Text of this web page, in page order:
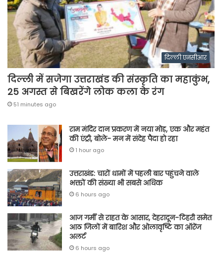
दिल्ली एनसीआर
दिल्ली में सजेगा उत्तराखंड की संस्कृति का महाकुंभ,
25 अगस्त से बिखरेंगे लोक कला के रंग
51 minutes ago
राम मंदिर दान प्रकरण में नया मोड़, एक और महंत
की एंट्री, बोले- मन में संदेह पैदा हो रहा
1 hour ago
उत्तराखंड: चारों धामों में पहली बार पहुंचने वाले
भक्तों की संख्या भी सबसे अधिक
6 hours ago
आज गर्मी से राहत के आसार, देहरादून-टिहरी समेत
आठ जिलों में बारिश और ओलावृष्टि का ऑरेंज
अलर्ट
6 hours ago